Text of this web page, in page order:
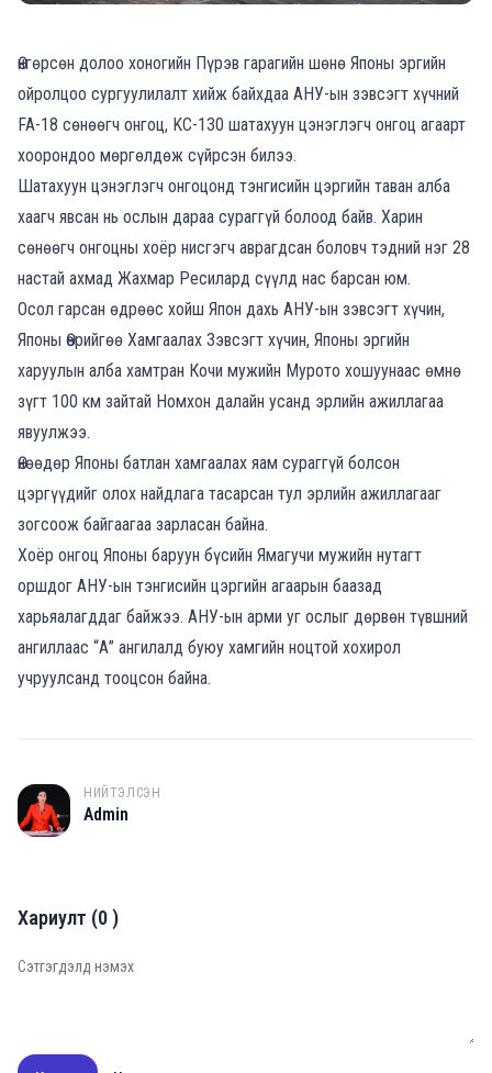
Өнгөрсөн долоо хоногийн Пүрэв гарагийн шөнө Японы эргийн
ойролцоо сургуулилалт хийж байхдаа АНУ-ын зэвсэгт хүчний
FA-18 сөнөөгч онгоц, KC-130 шатахуун цэнэглэгч онгоц агаарт
хоорондоо мөргөлдөж сүйрсэн билээ.
Шатахуун цэнэглэгч онгоцонд тэнгисийн цэргийн таван алба
хаагч явсан нь ослын дараа сураггүй болоод байв. Харин
сөнөөгч онгоцны хоёр нисгэгч аврагдсан боловч тэдний нэг 28
настай ахмад Жахмар Ресилард сүүлд нас барсан юм.
Осол гарсан өдрөөс хойш Япон дахь АНУ-ын зэвсэгт хүчин,
Японы Өөрийгөө Хамгаалах Зэвсэгт хүчин, Японы эргийн
харуулын алба хамтран Кочи мужийн Мурото хошуунаас өмнө
зүгт 100 км зайтай Номхон далайн усанд эрлийн ажиллагаа
явуулжээ.
Өнөөдөр Японы батлан хамгаалах яам сураггүй болсон
цэргүүдийг олох найдлага тасарсан тул эрлийн ажиллагааг
зогсоож байгаагаа зарласан байна.
Хоёр онгоц Японы баруун бүсийн Ямагучи мужийн нутагт
оршдог АНУ-ын тэнгисийн цэргийн агаарын баазад
харьяалагддаг байжээ. АНУ-ын арми уг ослыг дөрвөн түвшний
ангиллаас “А” ангилалд буюу хамгийн ноцтой хохирол
учруулсанд тооцсон байна.
A
НИЙТЭЛСЭН
Admin
Хариулт (0)